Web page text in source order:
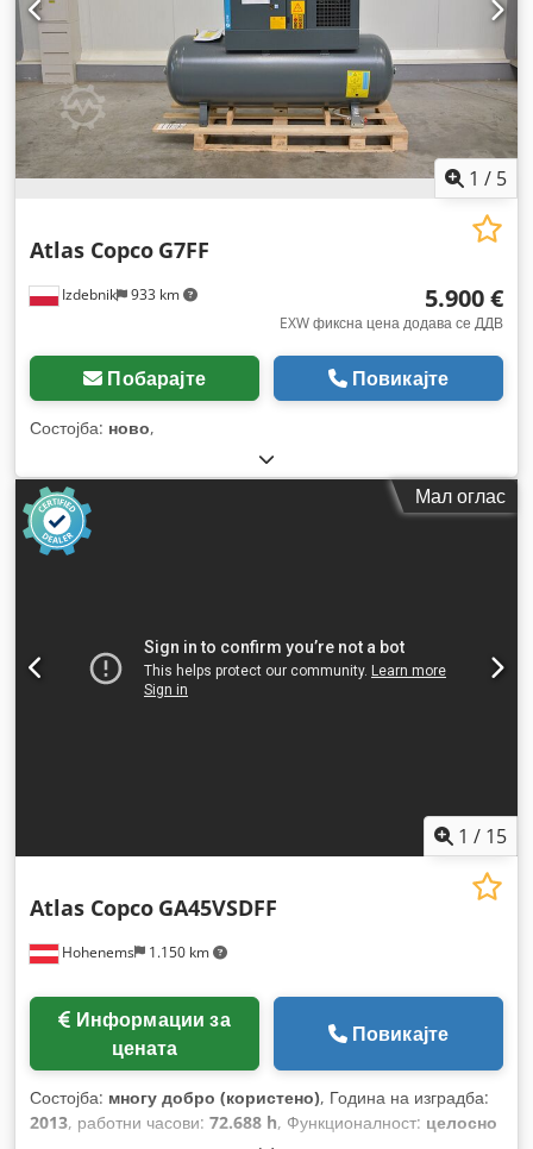
1 / 5
Izdebnik 933 km
Atlas Copco G7FF
5.900 €
EXW фиксна цена додава се ДДВ
Побарајте Повикајте
Состојба: ново,
Мал оглас
1 / 15
Hohenems 1.150 km
Atlas Copco GA45VSDFF
цената
Повикајте
Состојба: многу добро (користено), Година на изградба:
2013, работни часови: 72.688 h, Функционалност: целосно